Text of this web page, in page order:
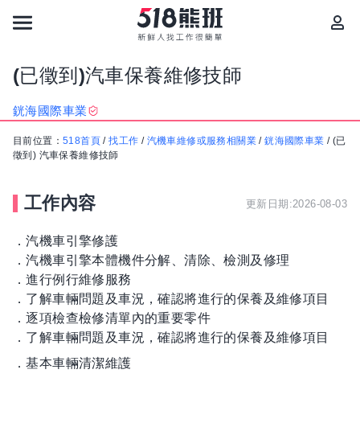
(已徵到)汽車保養維修技師
銧海國際車業
目前位置： 518首頁 /找工作 / 汽機車維修或服務相關業 /銧海國際車業 / (已
徵到) 汽車保養維修技師
工作內容 更新日期:2026-08-03
．汽機車引擎修護
．汽機車引擎本體機件分解、清除、檢測及修理
．進行例行維修服務
．了解車輛問題及車況，確認將進行的保養及維修項目
．逐項檢查檢修清單內的重要零件
．了解車輛問題及車況，確認將進行的保養及維修項目
．基本車輛清潔維護